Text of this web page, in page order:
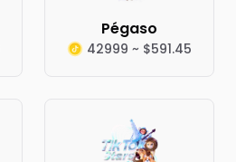
Pégaso
42999 ~ $591.45